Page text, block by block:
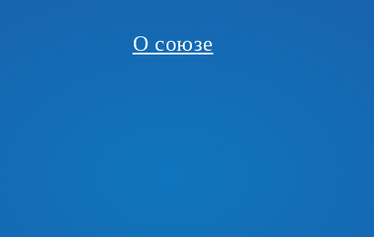
О союзе